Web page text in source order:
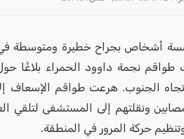
طواقم نجمة داوود الحمراء
6 باتجاه الجنوب. هرعت طواقم
ونقلتهم إلى المستشفى
حركة المرور في المنطقة.